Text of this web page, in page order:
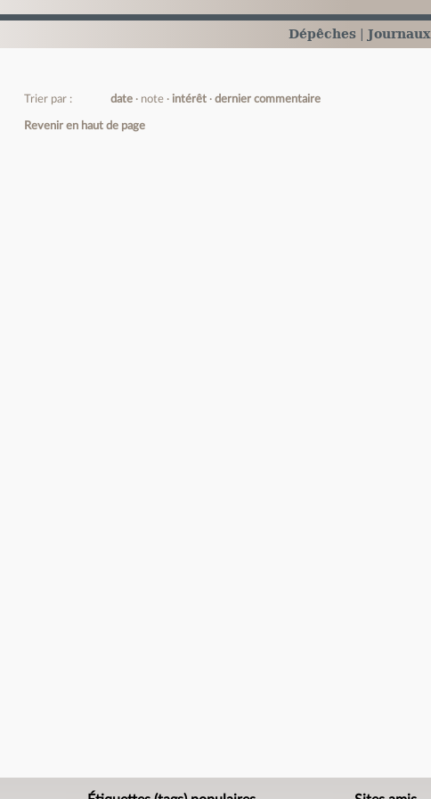
Dépêches Journaux
Trier par : date note intérêt dernier commentaire
Revenir en haut de page